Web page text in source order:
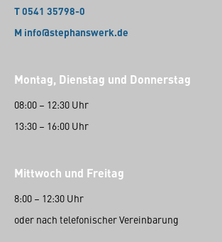
T 0541 35798-0
M info@stephanswerk.de
Montag, Dienstag und Donnerstag
08:00 – 12:30 Uhr
13:30 – 16:00 Uhr
Mittwoch und Freitag
8:00 – 12:30 Uhr
oder nach telefonischer Vereinbarung